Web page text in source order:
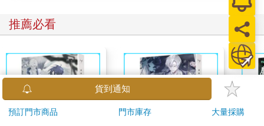
推薦必看
貨到通知
預訂門市商品 門市庫存 大量採購